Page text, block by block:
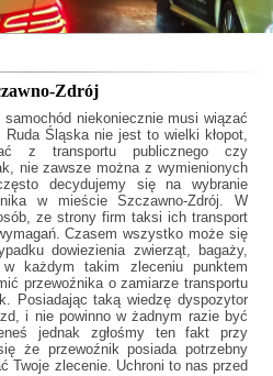
Zdrój
niekoniecznie musi wiązać
Ruda Śląska nie jest to wielki kłopot,
z transportu publicznego czy
nie zawsze można z wymienionych
decydujemy się na wybranie
w mieście Szczawno-Zdrój. W
ze strony firm taksi ich transport
Czasem wszystko może się
dowiezienia zwierząt, bagaży,
każdym takim zleceniu punktem
przewoźnika o zamiarze transportu
Posiadając taką wiedzę dyspozytor
i nie powinno w żadnym razie być
jednak zgłośmy ten fakt przy
że przewoźnik posiada potrzebny
Twoje zlecenie. Uchroni to nas przed